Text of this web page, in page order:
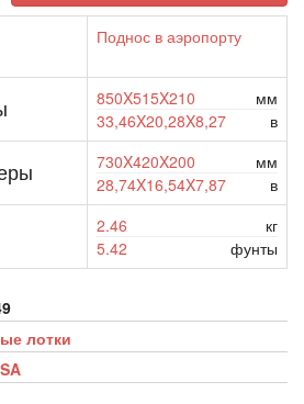
Поднос в аэропорту
850X515X210
мм
33,46X20,28X8,27
в
730X420X200
мм
28,74X16,54X7,87
в
2.46
кг
5.42
фунты
лотки